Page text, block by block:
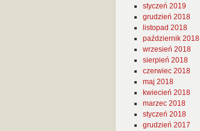
styczeń 2019
grudzień 2018
listopad 2018
październik 2018
wrzesień 2018
sierpień 2018
czerwiec 2018
maj 2018
kwiecień 2018
marzec 2018
styczeń 2018
grudzień 2017